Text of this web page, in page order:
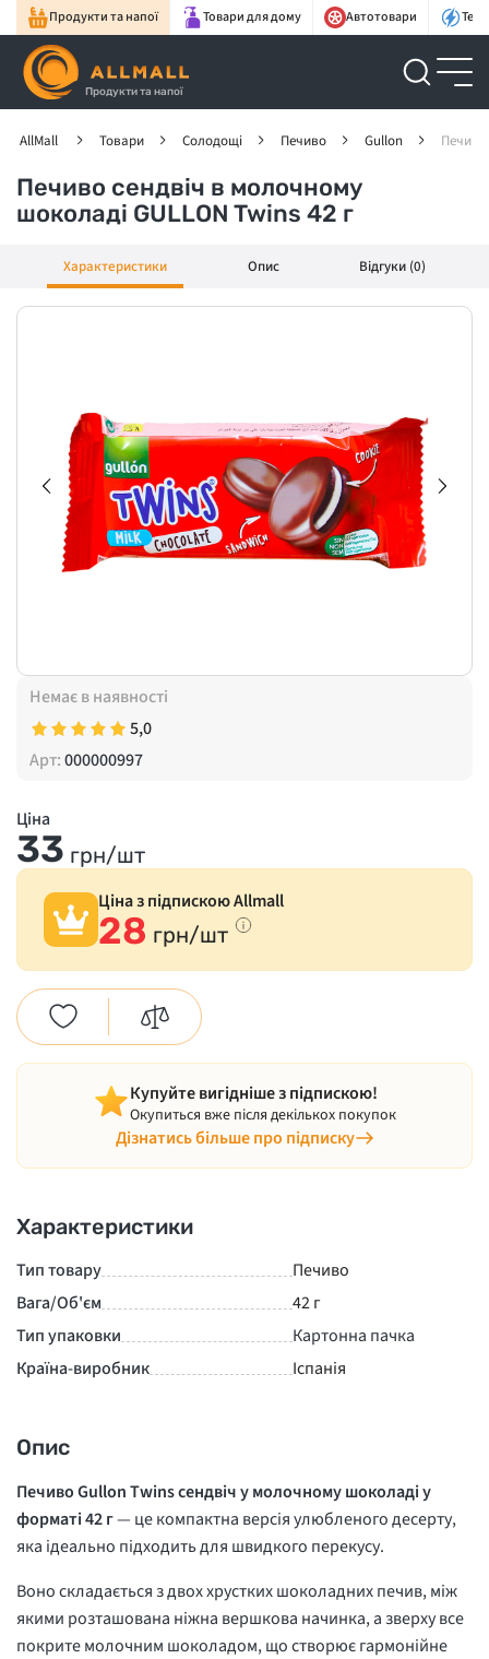
Продукти та напої Товари для дому Автотовари
Продукти та напої
AllMall Товари Солодощі Печиво Gullon Печиво
Печиво сендвіч в молочному
шоколаді GULLON Twins 42 г
Характеристики Опис Відгуки (0)
Немає в наявності
5,0
Арт:000000997
Ціна
33 грн/шт
Ціна з підпискою Allmall
28 грн/шт
Купуйте вигідніше з підпискою!
Окупиться вже після декількох покупок
Дізнатись більше про підписку
Характеристики
Тип товару
Печиво
Вага/Об'єм
42 г
Тип упаковки
Картонна пачка
Країна-виробник
Іспанія
Опис
Печиво Gullon Twins сендвіч у молочному шоколаді у
форматі 42 г— це компактна версія улюбленого десерту,
яка ідеально підходить для швидкого перекусу.
Воно складається з двох хрустких шоколадних печив, між
якими розташована ніжна вершкова начинка, а зверху все
покрите молочним шоколадом, що створює гармонійне